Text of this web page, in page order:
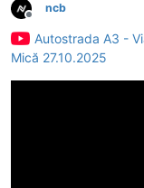
Deconectat
ncb
Autostrada A3 -
Mică 27.10.2025